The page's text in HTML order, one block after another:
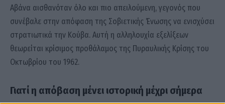
Αβάνα αισθανόταν όλο και πιο απειλούμενη, γεγονός που
συνέβαλε στην απόφαση της Σοβιετικής Ένωσης να ενισχύσει
στρατιωτικά την Κούβα. Αυτή η αλληλουχία εξελίξεων
θεωρείται κρίσιμος προθάλαμος της Πυραυλικής Κρίσης του
Οκτωβρίου του 1962.
Γιατί η απόβαση μένει ιστορική μέχρι σήμερα